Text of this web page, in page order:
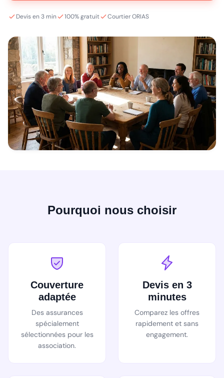
Devis en 3 min 100% gratuit Courtier ORIAS
Pourquoi nous choisir
Couverture
adaptée
Des assurances
spécialement
sélectionnées pour les
association.
Devis en 3
minutes
Comparez les offres
rapidement et sans
engagement.